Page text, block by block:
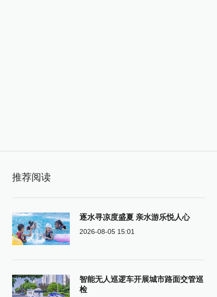
推荐阅读
逐水寻凉度盛夏 亲水游乐悦人心
2026-08-05 15:01
智能无人巡逻车开展城市路面交管巡
检